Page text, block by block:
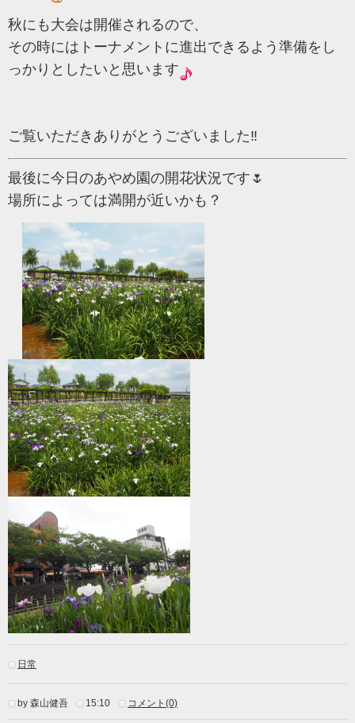
秋にも大会は開催されるので、
その時にはトーナメントに進出できるよう準備をし
っかりとしたいと思います
ご覧いただきありがとうございました‼
最後に今日のあやめ園の開花状況です🌷
場所によっては満開が近いかも？
日常
by 森山健吾 15:10 コメント(0)